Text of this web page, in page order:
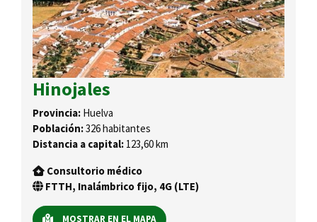
Hinojales
Provincia: Huelva
Población:326 habitantes
Distancia a capital: 123,60 km
Consultorio médico
FTTH, Inalámbrico fijo, 4G (LTE)
MOSTRAR EN EL MAPA